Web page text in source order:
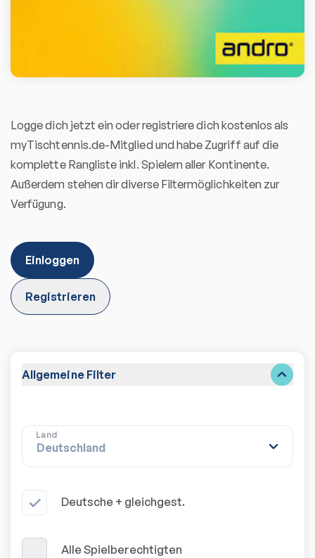
Logge dich jetzt ein oder registriere dich kostenlos als
myTischtennis.de-Mitglied und habe Zugriff auf die
komplette Rangliste inkl. Spielern aller Kontinente.
Außerdem stehen dir diverse Filtermöglichkeiten zur
Verfügung.
Einloggen
Registrieren
Allgemeine Filter
Land
Deutsche + gleichgest.
Alle Spielberechtigten